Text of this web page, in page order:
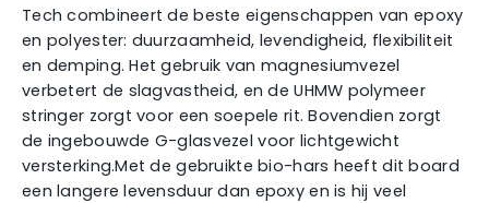
Tech combineert de beste eigenschappen van epoxy
en polyester: duurzaamheid, levendigheid, flexibiliteit
en demping. Het gebruik van magnesiumvezel
verbetert de slagvastheid, en de UHMW polymeer
stringer zorgt voor een soepele rit. Bovendien zorgt
de ingebouwde G-glasvezel voor lichtgewicht
versterking.Met de gebruikte bio-hars heeft dit board
een langere levensduur dan epoxy en is hij veel